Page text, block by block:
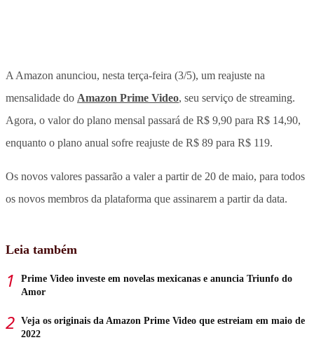
A Amazon anunciou, nesta terça-feira (3/5), um reajuste na
mensalidade do Amazon Prime Video, seu serviço de streaming.
Agora, o valor do plano mensal passará de R$ 9,90 para R$ 14,90,
enquanto o plano anual sofre reajuste de R$ 89 para R$ 119.
Os novos valores passarão a valer a partir de 20 de maio, para todos
os novos membros da plataforma que assinarem a partir da data.
Leia também
Prime Video investe em novelas mexicanas e anuncia Triunfo do
Amor
Veja os originais da Amazon Prime Video que estreiam em maio de
2022